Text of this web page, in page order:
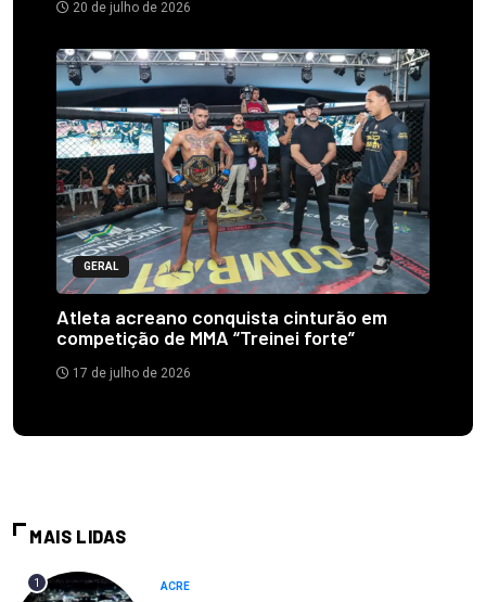
20 de julho de 2026
GERAL
Atleta acreano conquista cinturão em
competição de MMA “Treinei forte”
17 de julho de 2026
MAIS LIDAS
1 ACRE